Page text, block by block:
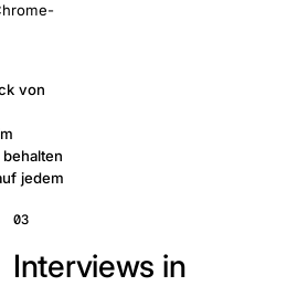
von
jedem
03
Interviews in